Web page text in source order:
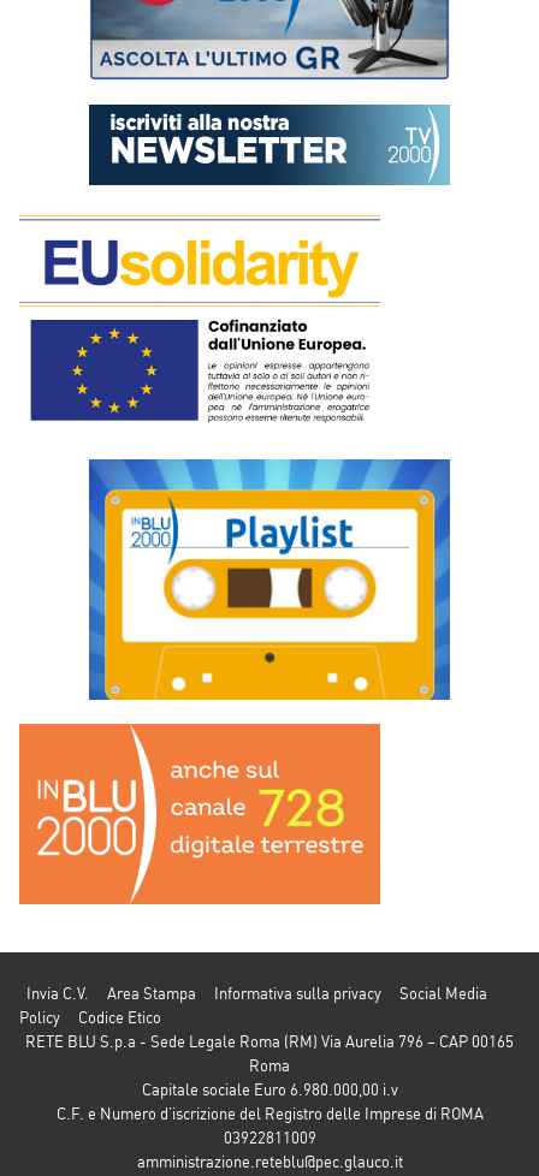
Invia C.V. Area Stampa Informativa sulla privacy
Social Media
Policy
Codice Etico
RETE BLU S.p.a - Sede Legale Roma (RM) Via Aurelia 796 – CAP 00165
Roma
Capitale sociale Euro 6.980.000,00 i.v
C.F. e Numero d’iscrizione del Registro delle Imprese di ROMA
03922811009
amministrazione.reteblu@pec.glauco.it